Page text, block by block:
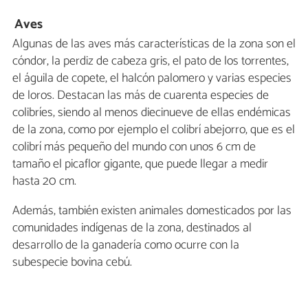
Aves
Algunas de las aves más características de la zona son el
cóndor, la perdiz de cabeza gris, el pato de los torrentes,
el águila de copete, el halcón palomero y varias especies
de loros. Destacan las más de cuarenta especies de
colibríes, siendo al menos diecinueve de ellas endémicas
de la zona, como por ejemplo el colibrí abejorro, que es el
colibrí más pequeño del mundo con unos 6 cm de
tamaño el picaflor gigante, que puede llegar a medir
hasta 20 cm.
Además, también existen animales domesticados por las
comunidades indígenas de la zona, destinados al
desarrollo de la ganadería como ocurre con la
subespecie bovina cebú.